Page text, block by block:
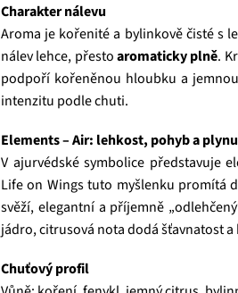
Charakter nálevu
Aroma je kořenité a bylinkově čisté s
nálev lehce, přestoaromaticky plně.
podpoří kořeněnou hloubku a
intenzitu podle chuti.
Elements – Air: lehkost, pohyb a
V ajurvédské symbolice představuje
Life on Wings tuto myšlenku promítá
svěží, elegantní a příjemně
jádro, citrusová nota dodá šťavnatost
Chuťový profil